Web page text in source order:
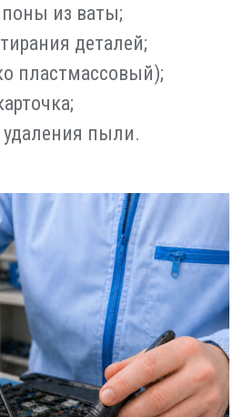
из ваты;
деталей;
пластмассовый);
удаления пыли.